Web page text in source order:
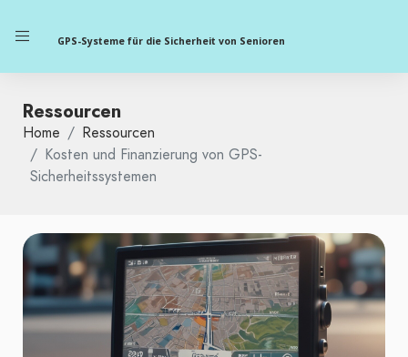
GPS-Systeme für die Sicherheit von Senioren
Ressourcen
Home
Ressourcen
Kosten und Finanzierung von GPS-
Sicherheitssystemen